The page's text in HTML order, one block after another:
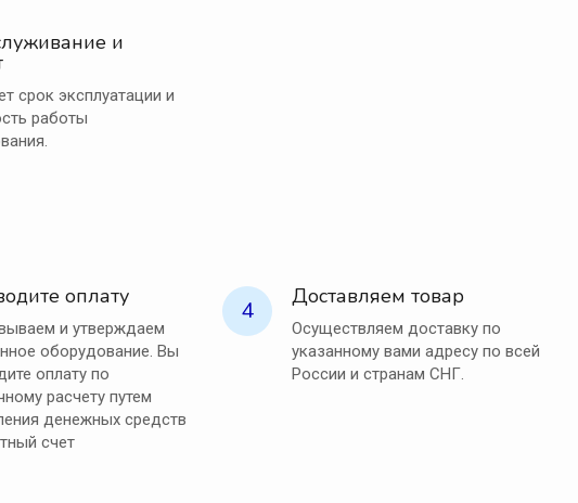
и
срок эксплуатации и
работы
оплату
и утверждаем
оборудование. Вы
оплату по
расчету путем
денежных средств
счет
4 Доставляем товар
Осуществляем доставку по
указанному вами адресу по всей
России и странам СНГ.